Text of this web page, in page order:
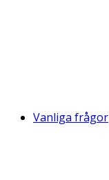
Vanliga frågor